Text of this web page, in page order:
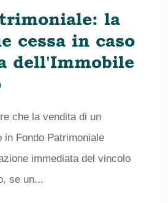
la
cessa in caso
dell'Immobile
che la vendita di un
in Fondo Patrimoniale
immediata del vincolo
se un...